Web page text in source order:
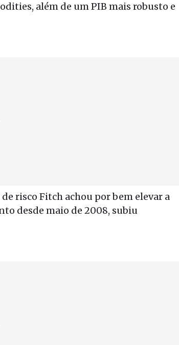
além de um PIB mais robusto e
risco Fitch achou por bem elevar a
desde maio de 2008, subiu